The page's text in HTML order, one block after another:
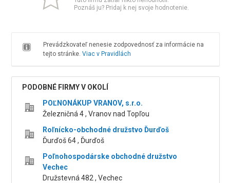
Poznáš ju? Pridaj k nej svoje hodnotenie.
Prevádzkovateľ nenesie zodpovednosť za informácie na
tejto stránke. Viac v Pravidlách
PODOBNÉ FIRMY V OKOLÍ
POĽNONÁKUP VRANOV, s.r.o.
Železničná 4 , Vranov nad Topľou
Roľnícko-obchodné družstvo Ďurďoš
Ďurďoš 64 , Ďurďoš
Poľnohospodárske obchodné družstvo
Vechec
Družstevná 482 , Vechec